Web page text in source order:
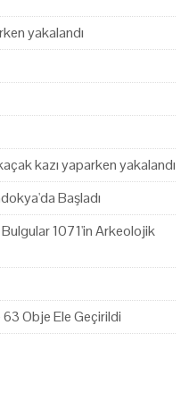
yakalandı
kazı yaparken yakalandı
Başladı
1071'in Arkeolojik
Obje Ele Geçirildi